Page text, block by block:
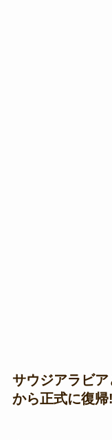
サウジアラビ
から正式に復帰